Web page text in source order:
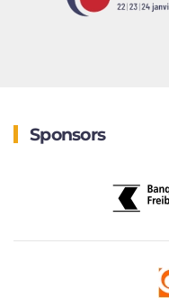
Sponsors